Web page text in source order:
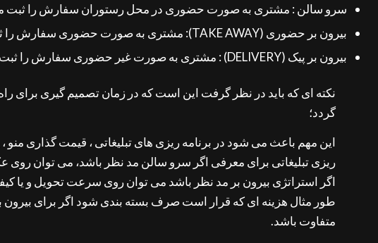
سرو سالن : مشتری به صورت حضوری در محل رستوران سفارش را ثبت
بیرون بر حضوری (TAKE AWAY): مشتری به صورت حضوری سفارش را ثبت می کند و تحویل می گیرد اما خارج از محیط رستوران میل می کند.
بیرون بر پیک (DELIVERY) : مشتری به صورت غیر حضوری سفارش را ثبت می کند و در محل خود تحویل می گیرد.
نکته ای که باید در نظر گرفت این است که در زمان تصمیم گیری برای
گردد؛
این مهم باعث می شود در برنامه ریزی های تبلیغاتی ، قیمت گذاری منو
ریزی تبلیغاتی برای معرفی اگر سرو سالن مد نظر باشد، می توان
اگر استراتژی بیرون بر مد نظر باشد می توان روی سرعت تحویل و یا
متفاوت باشد.